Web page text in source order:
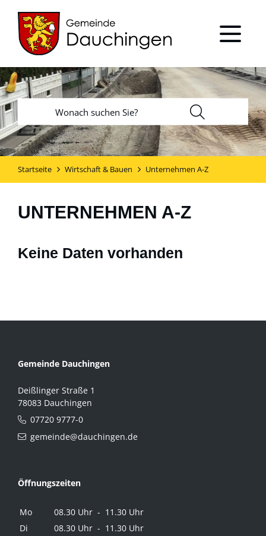
Startseite Wirtschaft & Bauen Unternehmen A-Z
UNTERNEHMEN A-Z
Keine Daten vorhanden
Gemeinde Dauchingen
Deißlinger Straße 1
78083 Dauchingen
07720 9777-0
gemeinde@dauchingen.de
Öffnungszeiten
Mo
08.30 Uhr - 11.30 Uhr
Di
08.30 Uhr - 11.30 Uhr